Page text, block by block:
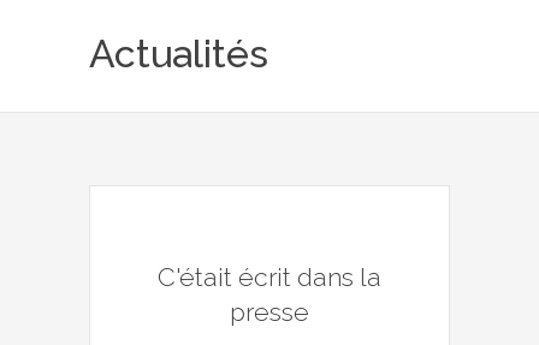
Actualités
C'était écrit dans la
presse